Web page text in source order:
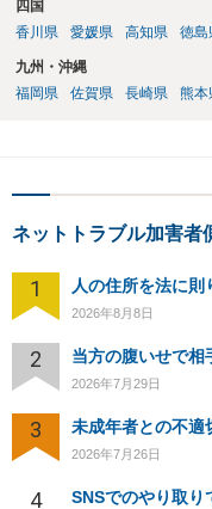
四国
香川県
愛媛県 高知県 徳島
九州・沖縄
福岡県
佐賀県 長崎県 熊本
ネットトラブル加害者
1 人の住所を法に則
2026年8月8日
2
2026年7月29日
3 未成年者との不適
2026年7月26日
4 SNSでのやり取り